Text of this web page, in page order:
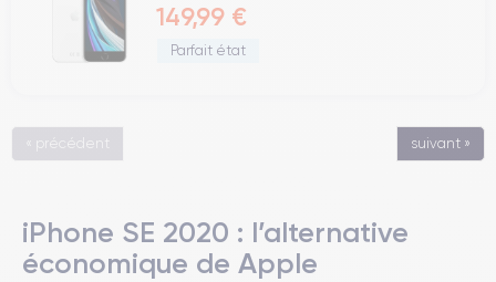
149,99 €
Parfait état
« précédent suivant »
iPhone SE 2020 : l’alternative
économique de Apple